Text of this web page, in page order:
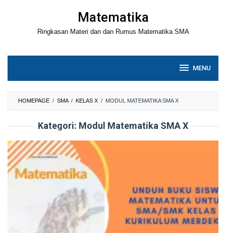
Matematika
Ringkasan Materi dan dan Rumus Matematika SMA
MENU
HOMEPAGE / SMA / KELAS X / MODUL MATEMATIKA SMA X
Kategori: Modul Matematika SMA X